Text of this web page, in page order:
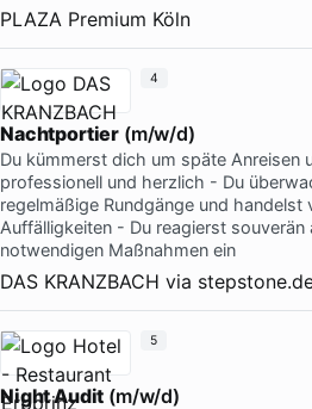
PLAZA Premium Köln
Nachtportier (m/w/d)
Du kümmerst dich um späte Anreisen
professionell und herzlich - Du
regelmäßige Rundgänge und handelst
Auffälligkeiten - Du reagierst
notwendigen Maßnahmen ein
DAS KRANZBACH via
4
Night Audit (m/w/d)
5